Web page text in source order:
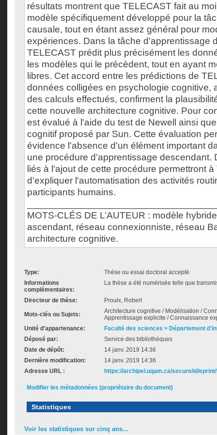
résultats montrent que TELECAST fait au
modèle spécifiquement développé pour la
causale, tout en étant assez général pour
expériences. Dans la tâche d'apprentissage
TELECAST prédit plus précisément les
les modèles qui le précèdent, tout en ayant
libres. Cet accord entre les prédictions de
données colligées en psychologie cognitive,
des calculs effectués, confirment la
cette nouvelle architecture cognitive. Pour
est évalué à l'aide du test de Newell ainsi
cognitif proposé par Sun. Cette évaluation
évidence l'absence d'un élément important
une procédure d'apprentissage descendant.
liés à l'ajout de cette procédure permettront
d'expliquer l'automatisation des activités
participants humains.
MOTS-CLÉS DE L’AUTEUR : modèle
ascendant, réseau connexionniste, réseau
architecture cognitive.
Type:
Thèse ou essai doctoral accepté
Informations
complémentaires:
La thèse a été numérisée telle que
Directeur de thèse: Proulx, Robert
Mots-clés ou Sujets:
Architecture cognitive / Modélisation /
Apprentissage explicite / Connaissance
Unité d'appartenance:
Faculté des sciences > Département
Déposé par:
Service des bibliothèques
Date de dépôt:
14 janv. 2019 14:36
Dernière modification:
14 janv. 2019 14:36
Adresse URL :
https://archipel.uqam.ca/secure/id/
Modifier les métadonnées (propriétaire du document)
Statistiques
Voir les statistiques sur cinq ans...